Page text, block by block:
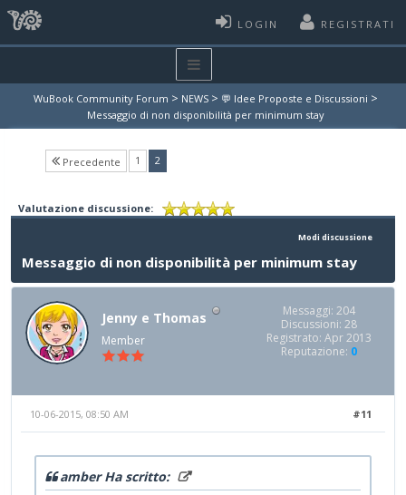
LOGIN REGISTRATI
WuBook Community Forum > NEWS > 💬 Idee Proposte e Discussioni >
Messaggio di non disponibilità per minimum stay
Precedente 1 2(current)
Valutazione discussione:
Modi discussione
Messaggio di non disponibilità per minimum stay
Jenny e Thomas
Member
Messaggi: 204
Discussioni: 28
Registrato: Apr 2013
Reputazione: 0
#11
10-06-2015, 08:50 AM
amber Ha scritto: